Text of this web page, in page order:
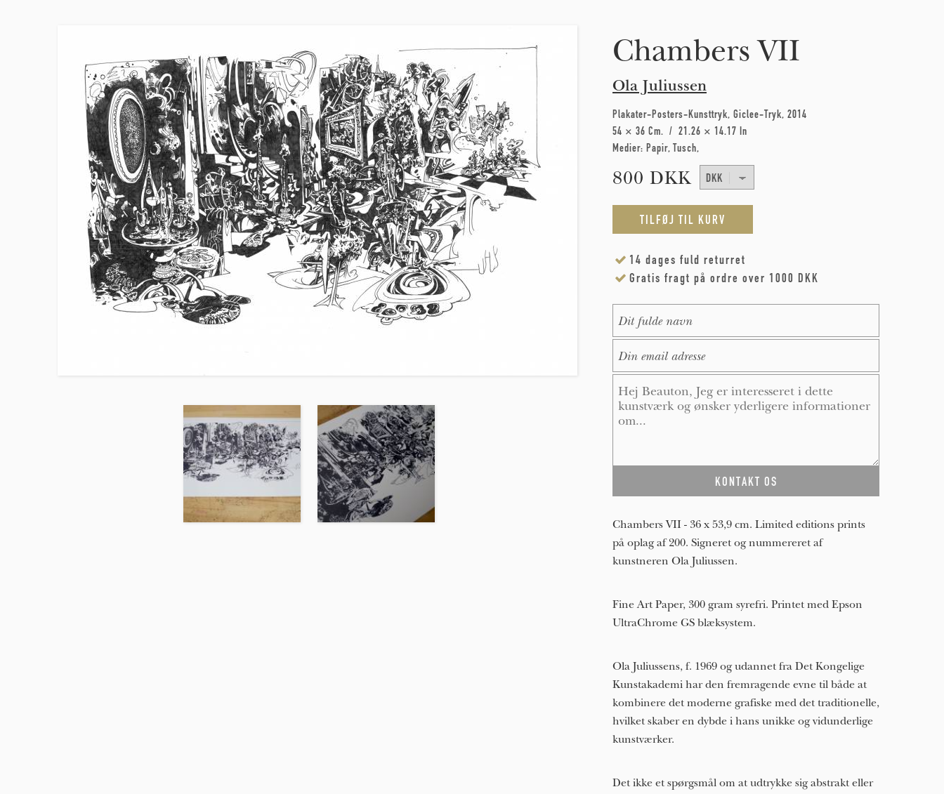
Chambers VII
Ola Juliussen
Plakater-Posters-Kunsttryk Giclee-Tryk 2014
54 × 36 Cm
21.26 × 14.17 In
Medier: Papir Tusch
800 DKK
14 dages fuld returret
Gratis fragt på ordre over 1000 DKK
Chambers VII - 36 x 53,9 cm. Limited editions prints
på oplag af 200. Signeret og nummereret af
kunstneren Ola Juliussen.
Fine Art Paper, 300 gram syrefri. Printet med Epson
UltraChrome GS blæksystem.
Ola Juliussens, f. 1969 og udannet fra Det Kongelige
Kunstakademi har den fremragende evne til både at
kombinere det moderne grafiske med det traditionelle,
hvilket skaber en dybde i hans unikke og vidunderlige
kunstværker.
Det ikke et spørgsmål om at udtrykke sig abstrakt eller